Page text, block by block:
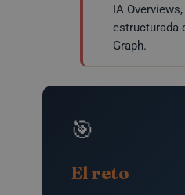
IA
estructurada
Graph.
🎯
El reto